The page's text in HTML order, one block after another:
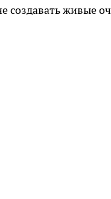
создавать живые